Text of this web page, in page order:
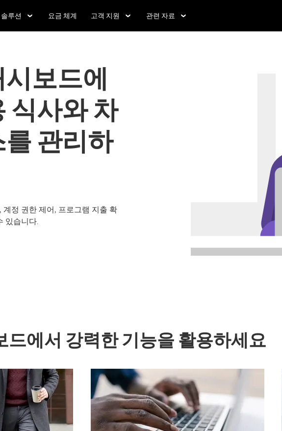
솔루션 요금 체계 고객 지원 관련 자료
보드에
식사와 차
관리하
정 권한 제어, 프로그램 지출 확
있습니다.
드에서 강력한 기능을 활용하세요